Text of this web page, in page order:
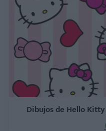
Dibujos de Hello